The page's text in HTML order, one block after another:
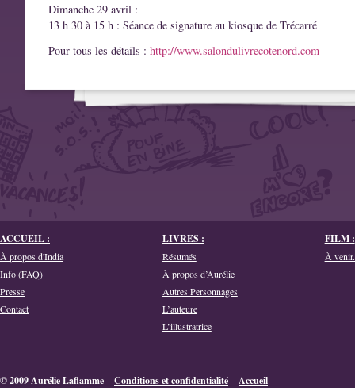
Dimanche 29 avril :
13 h 30 à 15 h : Séance de signature au kiosque de Trécarré
Pour tous les détails : http://www.salondulivrecotenord.com
ACCUEIL :
À propos d'India
Info (FAQ)
Presse
Contact
LIVRES :
Résumés
À propos d’Aurélie
Autres Personnages
L’auteure
L’illustratrice
FILM :
À
© 2009 Aurélie Laflamme Conditions et confidentialité Accueil